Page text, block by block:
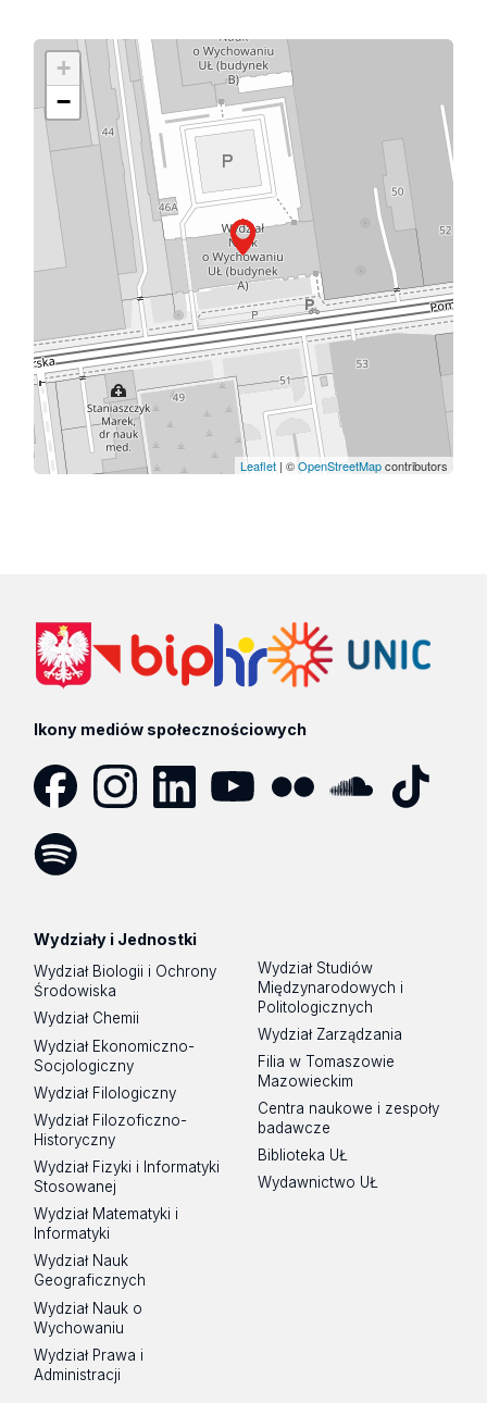
+
−
Leaflet| ©OpenStreetMapcontributors
Ikony mediów społecznościowych
Wydziały i Jednostki
Wydział Biologii i Ochrony
Środowiska
Wydział Chemii
Wydział Ekonomiczno-
Socjologiczny
Wydział Filologiczny
Wydział Filozoficzno-
Historyczny
Wydział Fizyki i Informatyki
Stosowanej
Wydział Matematyki i
Informatyki
Wydział Nauk
Geograficznych
Wydział Nauk o
Wychowaniu
Wydział Prawa i
Administracji
Wydział Studiów
Międzynarodowych i
Politologicznych
Wydział Zarządzania
Filia w Tomaszowie
Mazowieckim
Centra naukowe i zespoły
badawcze
Biblioteka UŁ
Wydawnictwo UŁ